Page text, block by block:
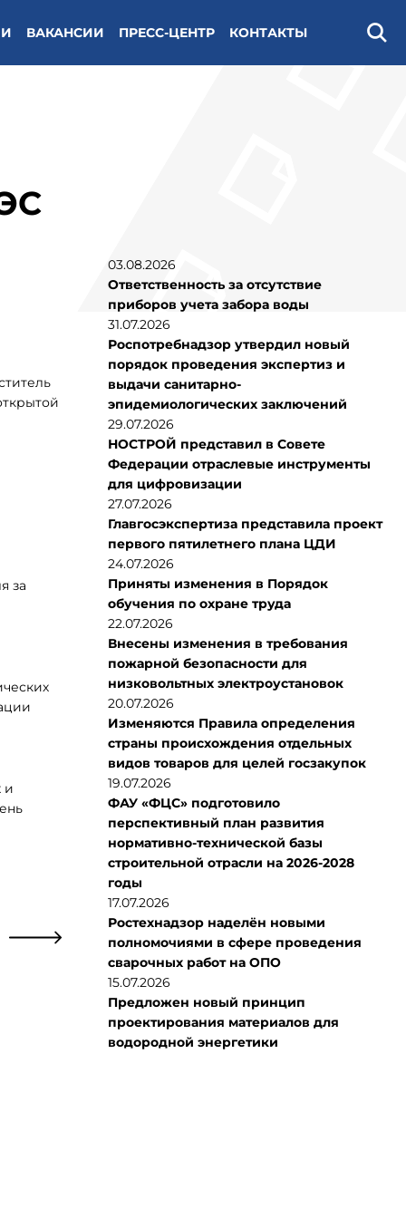
ВАКАНСИИ ПРЕСС-ЦЕНТР КОНТАКТЫ
за
и
03.08.2026
Ответственность за отсутствие
приборов учета забора воды
31.07.2026
Роспотребнадзор утвердил новый
порядок проведения экспертиз и
выдачи санитарно-
эпидемиологических заключений
29.07.2026
НОСТРОЙ представил в Совете
Федерации отраслевые инструменты
для цифровизации
27.07.2026
Главгосэкспертиза представила проект
первого пятилетнего плана ЦДИ
24.07.2026
Приняты изменения в Порядок
обучения по охране труда
22.07.2026
Внесены изменения в требования
пожарной безопасности для
низковольтных электроустановок
20.07.2026
Изменяются Правила определения
страны происхождения отдельных
видов товаров для целей госзакупок
19.07.2026
ФАУ «ФЦС» подготовило
перспективный план развития
нормативно-технической базы
строительной отрасли на 2026-2028
годы
17.07.2026
Ростехнадзор наделён новыми
полномочиями в сфере проведения
сварочных работ на ОПО
15.07.2026
Предложен новый принцип
проектирования материалов для
водородной энергетики